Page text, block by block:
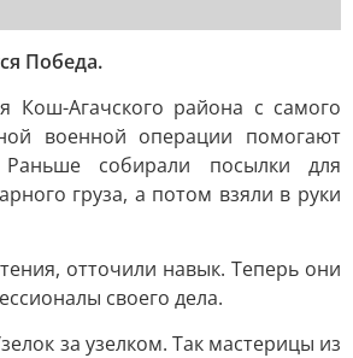
Победа.
Кош-Агачского района с самого
военной операции помогают
собирали посылки для
груза, а потом взяли в руки
отточили навык. Теперь они
своего дела.
за узелком. Так мастерицы из